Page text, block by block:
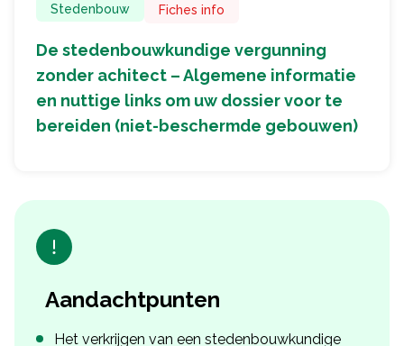
Stedenbouw Fiches info
De stedenbouwkundige vergunning
zonder achitect – Algemene informatie
en nuttige links om uw dossier voor te
bereiden (niet-beschermde gebouwen)
Aandachtpunten
Het verkrijgen van een stedenbouwkundige